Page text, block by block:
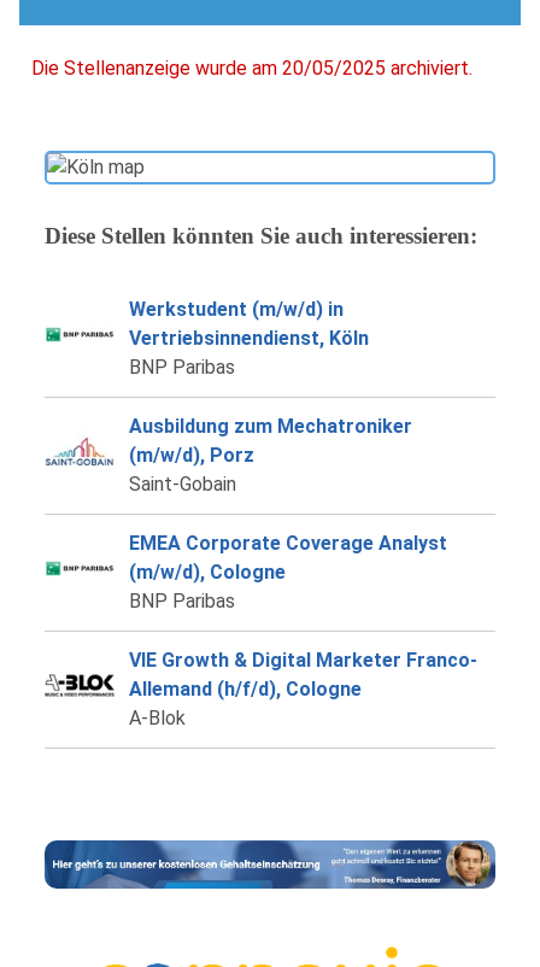
Die Stellenanzeige wurde am 20/05/2025 archiviert.
Diese Stellen könnten Sie auch interessieren:
Werkstudent (m/w/d) in
Vertriebsinnendienst, Köln
BNP Paribas
Ausbildung zum Mechatroniker
(m/w/d), Porz
Saint-Gobain
EMEA Corporate Coverage Analyst
(m/w/d), Cologne
BNP Paribas
VIE Growth & Digital Marketer Franco-
Allemand (h/f/d), Cologne
A-Blok